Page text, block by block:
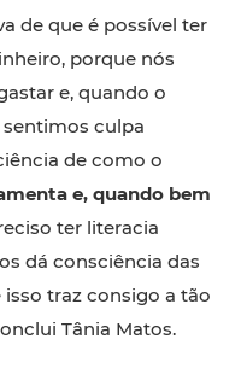
de que é possível ter
porque nós
e, quando o
culpa
de como o
e, quando bem
ter literacia
dá consciência das
traz consigo a tão
Tânia Matos.